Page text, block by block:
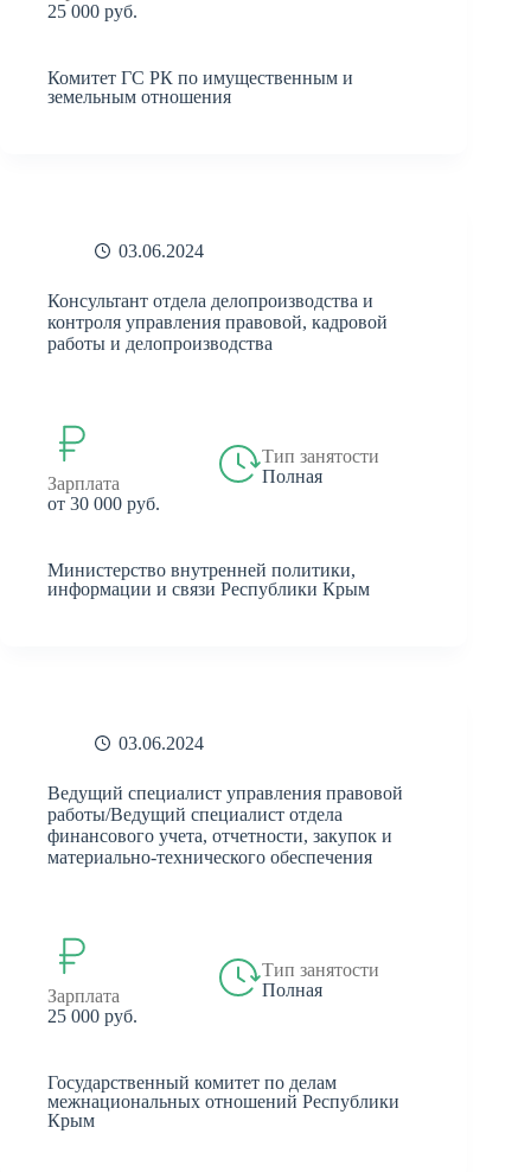
25 000 руб.
Комитет ГС РК по имущественным и
земельным отношения
03.06.2024
Консультант отдела делопроизводства и
контроля управления правовой, кадровой
работы и делопроизводства
Зарплата
от 30 000 руб.
Тип занятости
Полная
Министерство внутренней политики,
информации и связи Республики Крым
03.06.2024
Ведущий специалист управления правовой
работы/Ведущий специалист отдела
финансового учета, отчетности, закупок и
материально-технического обеспечения
Зарплата
25 000 руб.
Тип занятости
Полная
Государственный комитет по делам
межнациональных отношений Республики
Крым